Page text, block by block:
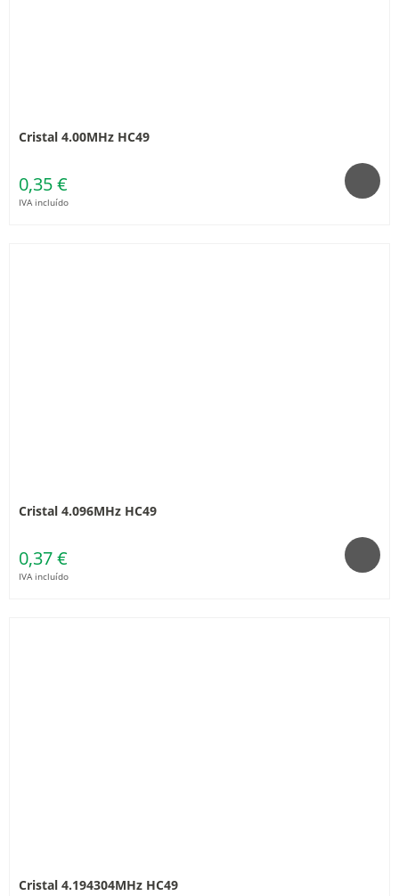
Cristal 4.00MHz HC49
0,35 €
IVA incluído
Cristal 4.096MHz HC49
0,37 €
IVA incluído
Cristal 4.194304MHz HC49